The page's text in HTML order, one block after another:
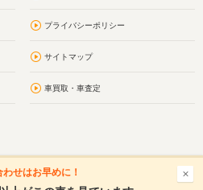
プライバシーポリシー
サイトマップ
車買取・車査定
わせはお早めに！